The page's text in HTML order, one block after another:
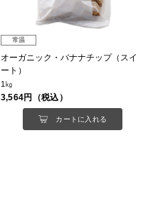
常温
オーガニック・バナナチップ（スイ
ート）
1㎏
3,564円（税込）
カートに入れる